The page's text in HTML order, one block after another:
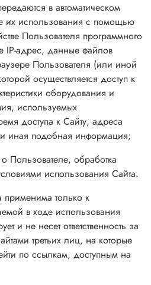
в автоматическом
их использования с помощью
Пользователя программного
IP-адрес, данные файлов
Пользователя (или иной
осуществляется доступ к
оборудования и
используемых
доступа к Сайту, адреса
иная подобная информация;
обработка
использования Сайта.
только к
в ходе использования
и не несет ответственность за
третьих лиц, на которые
по ссылкам, доступным на